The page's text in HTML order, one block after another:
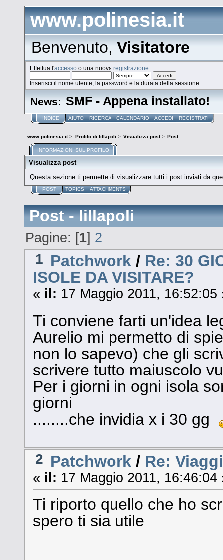
www.polinesia.it
Benvenuto,Visitatore
Effettua l'accesso o una nuovaregistrazione
Inserisci il nome utente, la password e la durata della sessione.
News: SMF - Appena installato!
INDICE AIUTO RICERCA CALENDARIO ACCEDI REGISTRATI
www.polinesia.it> Profilo di lillapoli > Visualizza post> Post
INFORMAZIONI SUL PROFILO
Visualizza post
Questa sezione ti permette di visualizzare tutti i post inviati da
POST TOPICS ATTACHMENTS
Post - lillapoli
Pagine: [1] 2
1 Patchwork / Re: 30
ISOLE DA VISITARE?
« il: 17 Maggio 2011, 16:52:05
Ti conviene farti un'idea
Aurelio mi permetto di
non lo sapevo) che gli
scrivere tutto maiuscolo
Per i giorni in ogni isola
giorni
........che invidia x i 30 gg
2 Patchwork / Re:
« il: 17 Maggio 2011, 16:46:04
Ti riporto quello che ho
spero ti sia utile